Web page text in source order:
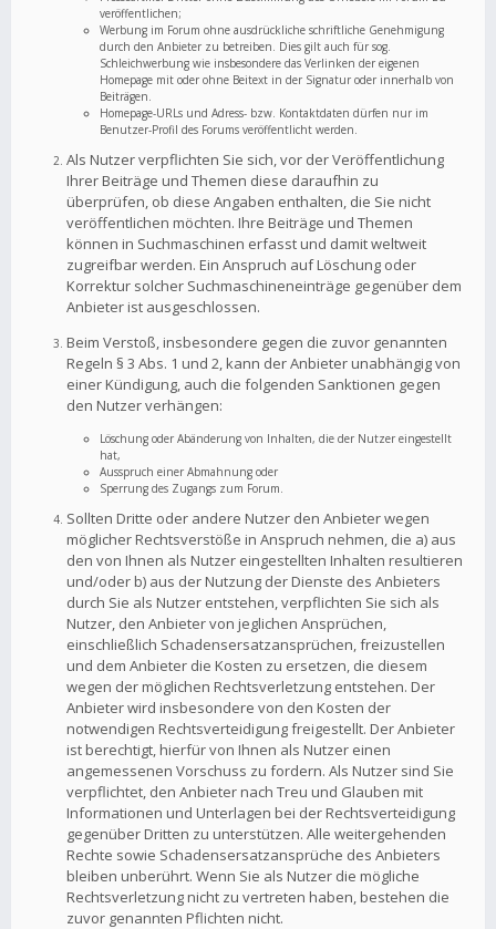
veröffentlichen;
Werbung im Forum ohne ausdrückliche schriftliche Genehmigung
durch den Anbieter zu betreiben. Dies gilt auch für sog.
Schleichwerbung wie insbesondere das Verlinken der eigenen
Homepage mit oder ohne Beitext in der Signatur oder innerhalb von
Beiträgen.
Homepage-URLs und Adress- bzw. Kontaktdaten dürfen nur im
Benutzer-Profil des Forums veröffentlicht werden.
Als Nutzer verpflichten Sie sich, vor der Veröffentlichung
Ihrer Beiträge und Themen diese daraufhin zu
überprüfen, ob diese Angaben enthalten, die Sie nicht
veröffentlichen möchten. Ihre Beiträge und Themen
können in Suchmaschinen erfasst und damit weltweit
zugreifbar werden. Ein Anspruch auf Löschung oder
Korrektur solcher Suchmaschineneinträge gegenüber dem
Anbieter ist ausgeschlossen.
Beim Verstoß, insbesondere gegen die zuvor genannten
Regeln § 3 Abs. 1 und 2, kann der Anbieter unabhängig von
einer Kündigung, auch die folgenden Sanktionen gegen
den Nutzer verhängen:
Löschung oder Abänderung von Inhalten, die der Nutzer eingestellt
hat,
Ausspruch einer Abmahnung oder
Sperrung des Zugangs zum Forum.
Sollten Dritte oder andere Nutzer den Anbieter wegen
möglicher Rechtsverstöße in Anspruch nehmen, die a) aus
den von Ihnen als Nutzer eingestellten Inhalten resultieren
und/oder b) aus der Nutzung der Dienste des Anbieters
durch Sie als Nutzer entstehen, verpflichten Sie sich als
Nutzer, den Anbieter von jeglichen Ansprüchen,
einschließlich Schadensersatzansprüchen, freizustellen
und dem Anbieter die Kosten zu ersetzen, die diesem
wegen der möglichen Rechtsverletzung entstehen. Der
Anbieter wird insbesondere von den Kosten der
notwendigen Rechtsverteidigung freigestellt. Der Anbieter
ist berechtigt, hierfür von Ihnen als Nutzer einen
angemessenen Vorschuss zu fordern. Als Nutzer sind Sie
verpflichtet, den Anbieter nach Treu und Glauben mit
Informationen und Unterlagen bei der Rechtsverteidigung
gegenüber Dritten zu unterstützen. Alle weitergehenden
Rechte sowie Schadensersatzansprüche des Anbieters
bleiben unberührt. Wenn Sie als Nutzer die mögliche
Rechtsverletzung nicht zu vertreten haben, bestehen die
zuvor genannten Pflichten nicht.